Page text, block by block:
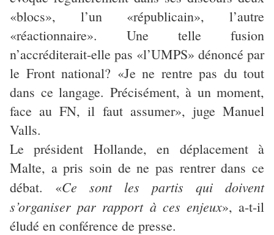
«blocs», l’un «républicain», l’autre
«réactionnaire». Une telle fusion
n’accréditerait-elle pas «l’UMPS» dénoncé par
le Front national? «Je ne rentre pas du tout
dans ce langage. Précisément, à un moment,
face au FN, il faut assumer», juge Manuel
Valls.
Le président Hollande, en déplacement à
Malte, a pris soin de ne pas rentrer dans ce
débat. «Ce sont les partis qui doivent
s’organiser par rapport à ces enjeux», a-t-il
éludé en conférence de presse.